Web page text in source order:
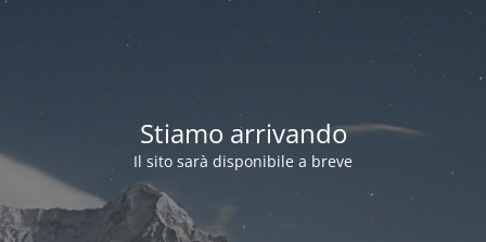
Stiamo arrivando
Il sito sarà disponibile a breve